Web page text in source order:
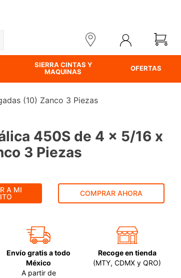
SIERRA CINTAS Y
MAQUINAS
OFERTAS
(10) Zanco 3 Piezas
450S de 4 x 5/16 x
3 Piezas
A MI
COMPRAR AHORA
Envío gratis a todo
México
A partir de
Recoge en tienda
(MTY, CDMX y QRO)